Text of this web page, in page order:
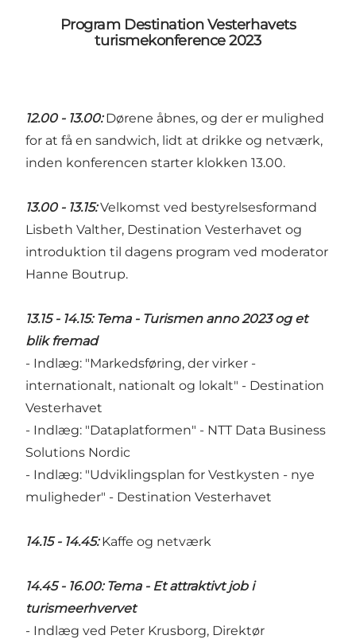
Program Destination Vesterhavets
turismekonference 2023
12.00 - 13.00:Dørene åbnes, og der er mulighed
for at få en sandwich, lidt at drikke og netværk,
inden konferencen starter klokken 13.00.
13.00 - 13.15: Velkomst ved bestyrelsesformand
Lisbeth Valther, Destination Vesterhavet og
introduktion til dagens program ved moderator
Hanne Boutrup.
13.15 - 14.15: Tema - Turismen anno 2023 og et
blik fremad
- Indlæg: "Markedsføring, der virker -
internationalt, nationalt og lokalt" - Destination
Vesterhavet
- Indlæg: "Dataplatformen" - NTT Data Business
Solutions Nordic
- Indlæg: "Udviklingsplan for Vestkysten - nye
muligheder" - Destination Vesterhavet
14.15 - 14.45:Kaffe og netværk
14.45 - 16.00: Tema - Et attraktivt job i
turismeerhvervet
- Indlæg ved Peter Krusborg, Direktør